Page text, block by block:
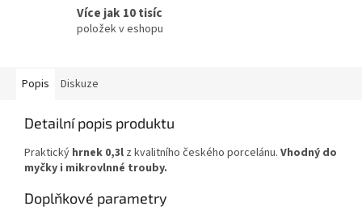
Více jak 10 tisíc
položek v eshopu
Popis Diskuze
Detailní popis produktu
Praktický hrnek 0,3l z kvalitního českého porcelánu. Vhodný do
myčky i mikrovlnné trouby.
Doplňkové parametry